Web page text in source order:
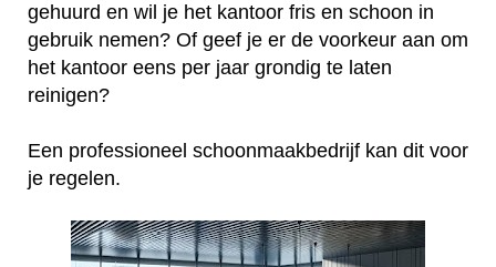
gehuurd en wil je het kantoor fris en schoon in
gebruik nemen? Of geef je er de voorkeur aan om
het kantoor eens per jaar grondig te laten
reinigen?
Een professioneel schoonmaakbedrijf kan dit voor
je regelen.